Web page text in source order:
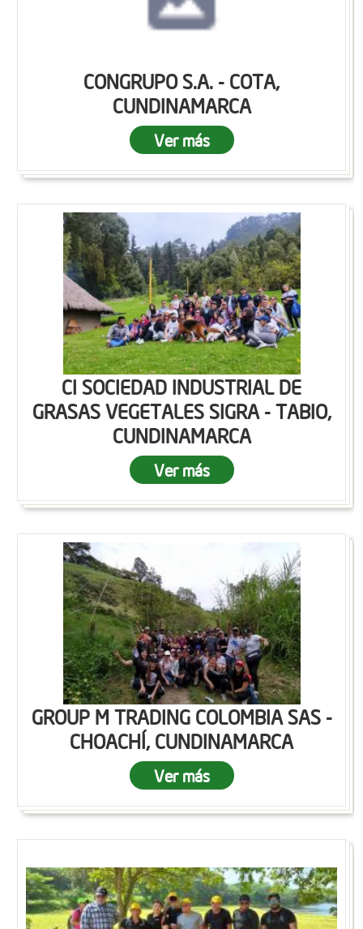
CONGRUPO S.A. - COTA,
CUNDINAMARCA
Ver más
CI SOCIEDAD INDUSTRIAL DE
GRASAS VEGETALES SIGRA - TABIO,
CUNDINAMARCA
Ver más
GROUP M TRADING COLOMBIA SAS -
CHOACHÍ, CUNDINAMARCA
Ver más